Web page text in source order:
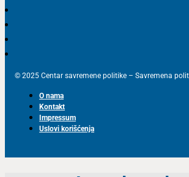
© 2025 Centar savremene politike – Savremena
O nama
Kontakt
Impressum
Uslovi korišćenja